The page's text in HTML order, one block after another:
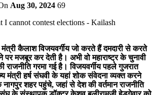
Aug 30, 2024 69
कैलाश विजयवर्गीय जो करते हैं दमदारी से करते
पर मजबूर कर देती है। अभी वो महाराष्ट्र के चुनावी
राजनीति गरमा गई है। विजयवर्गीय पहले गुजरात
मंत्री हर्ष संघवी के यहां शोक संवेदना व्यक्त करने
शहर पहुंचे, जहां से देश की वर्तमान राजनीति